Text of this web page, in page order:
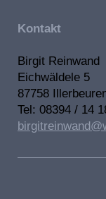
Kontakt
Birgit Reinwand
Eichwäldele 5
87758
Tel: 08394 / 14